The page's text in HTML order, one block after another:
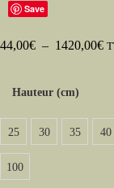
Save
44,00€ – 1420,00€
Hauteur (cm)
25 30 35 40
100